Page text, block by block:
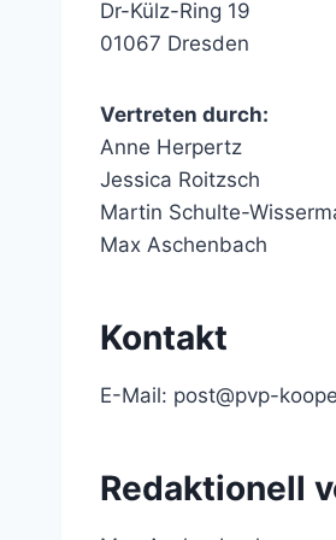
Dr-Külz-Ring 19
01067 Dresden
Vertreten durch:
Anne Herpertz
Jessica Roitzsch
Martin Schulte-
Max Aschenbach
Kontakt
E-Mail: post@pvp-
Redaktionell